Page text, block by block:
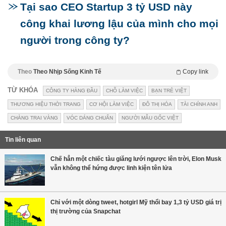
Tại sao CEO Startup 3 tỷ USD này
công khai lương lậu của mình cho mọi
người trong công ty?
Theo Theo Nhịp Sống Kinh Tế Copy link
TỪ KHÓA CÔNG TY HÀNG ĐẦU CHỖ LÀM VIỆC BẠN TRẺ VIỆT
THƯƠNG HIỆU THỜI TRANG CƠ HỘI LÀM VIỆC ĐÔ THỊ HÓA TÀI CHÍNH ANH
CHÀNG TRAI VÀNG VÓC DÁNG CHUẨN NGƯỜI MẪU GỐC VIỆT
Tin liên quan
Chế hẳn một chiếc tàu giăng lưới ngược lên trời, Elon Musk
vẫn không thể hứng được linh kiện tên lửa
Chỉ với một dòng tweet, hotgirl Mỹ thổi bay 1,3 tỷ USD giá trị
thị trường của Snapchat